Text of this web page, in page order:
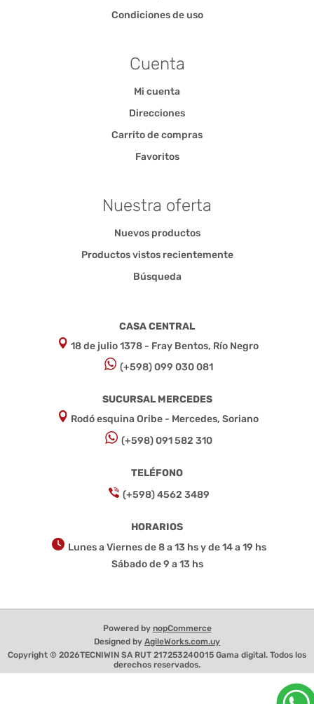
Condiciones de uso
Cuenta
Mi cuenta
Direcciones
Carrito de compras
Favoritos
Nuestra oferta
Nuevos productos
Productos vistos recientemente
Búsqueda
CASA CENTRAL
18 de julio 1378 - Fray Bentos, Río Negro
(+598) 099 030 081
SUCURSAL MERCEDES
Rodó esquina Oribe - Mercedes, Soriano
(+598) 091 582 310
TELÉFONO
(+598) 4562 3489
HORARIOS
Lunes a Viernes de 8 a 13 hs y de 14 a 19 hs
Sábado de 9 a 13 hs
Powered by nopCommerce
Designed by AgileWorks.com.uy
Copyright © 2026TECNIWIN SA RUT 217253240015 Gama digital. Todos los
derechos reservados.